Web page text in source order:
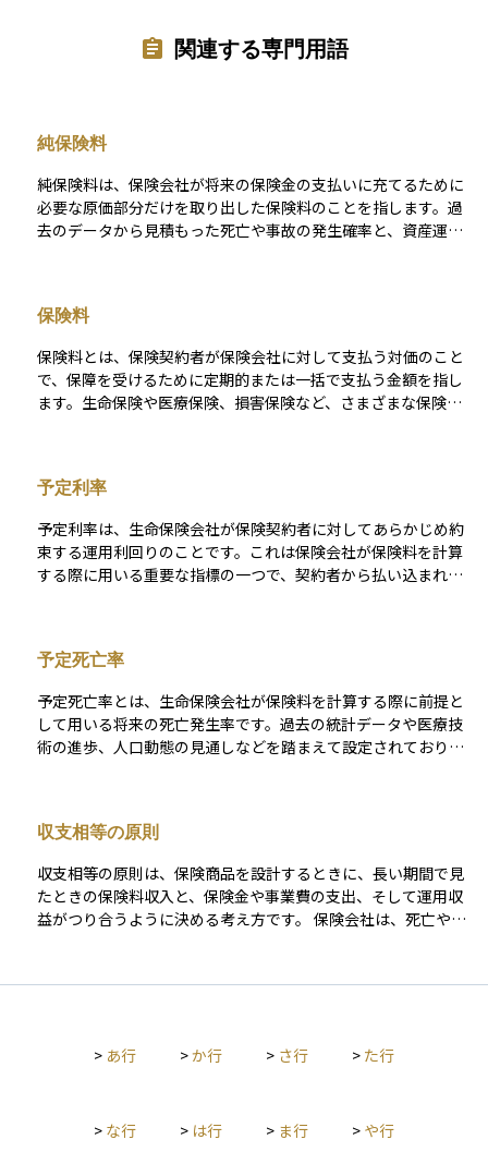
関連する専門用語
純保険料
純保険料は、保険会社が将来の保険金の支払いに充てるために
必要な原価部分だけを取り出した保険料のことを指します。過
去のデータから見積もった死亡や事故の発生確率と、資産運用
った上乗せ分は含まれておらず、それらを足し合わせてはじめ
て実際に契約者が支払う保険料になります。英語ではnet prem
iumやpure premiumと呼ばれ、金利が下がると計算上の引き
直し効果が弱まるため必要額が増え、結果として保険料に影響
が出やすいという特徴があります。 投資初心者の方には、純保
保険料
保険料とは、保険契約者が保険会社に対して支払う対価のこと
で、保障を受けるために定期的または一括で支払う金額を指し
ます。生命保険や医療保険、損害保険など、さまざまな保険商
た、主契約に加えて特約（オプション）を付加することで、保
険料が増えることもあります。保険料は、契約を維持し続ける
ために必要な支出であり、未納が続くと保障が失効する場合も
あるため、支払計画を立てることが大切です。資産運用の観点
からも、保険料の支払いが家計に与える影響や、保障と費用の
予定利率
予定利率は、生命保険会社が保険契約者に対してあらかじめ約
束する運用利回りのことです。これは保険会社が保険料を計算
する際に用いる重要な指標の一つで、契約者から払い込まれた
これは、高い予定利率では将来の運用によるリターンを多く見
込めるため、保険料を低く抑えることができるからです。 予定
利率の決定方法は、まず金融庁が国債の利回りなどを参考に
「標準利率」を設定し、その後各保険会社が標準利率を基準に
自社の状況を反映して決定します。 予定利率には特徴があり、
が多く販売され、これらは「お宝保険」と呼ばれています。近
料の計算には予定利率以外にも、予定死亡率（性別、年齢別に
想定される死亡率）や予定事業費率（保険会社の運営に必要な
経費の割合）も影響します。これら3つの要因を合わせて「予定
予定死亡率
予定死亡率とは、生命保険会社が保険料を計算する際に前提と
して用いる将来の死亡発生率です。過去の統計データや医療技
術の進歩、人口動態の見通しなどを踏まえて設定されており、
もることになるため、保険料は安くなりやすい反面、保険会社
にとっては収益が圧迫される可能性があります。逆に高く設定
すれば保険料は高くなりますが、会社の安全余裕が厚くなりま
す。このように予定死亡率は保険料水準と保険会社の健全性を
左右する基礎数値として重要な役割を担っています。
収支相等の原則
収支相等の原則は、保険商品を設計するときに、長い期間で見
たときの保険料収入と、保険金や事業費の支出、そして運用収
益がつり合うように決める考え方です。 保険会社は、死亡や事
のある保険金と費用の合計が、将来にわたって受け取る保険料
ぎて将来の支払いがまかなえなくなるといった偏りを防ぎま
合には、保険料や積立額の見直しが必要になることがありま
> あ行 >か行 > さ行 > た行
> な行 > は行 > ま行 > や行